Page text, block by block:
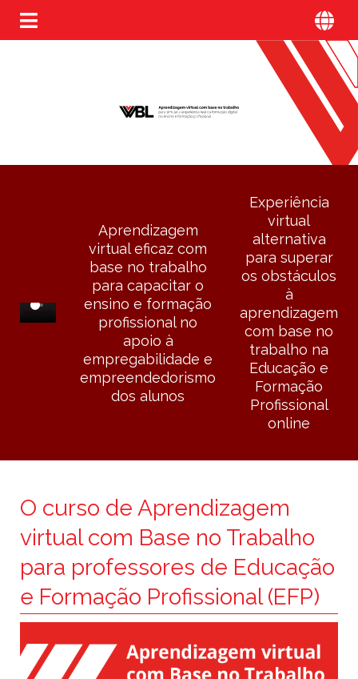
Aprendizagem
virtual eficaz com
base no trabalho
para capacitar o
ensino e formação
profissional no
apoio à
empregabilidade e
empreendedorismo
dos alunos
Experiência
virtual
alternativa
para superar
os obstáculos
à
aprendizagem
com base no
trabalho na
Educação e
Formação
Profissional
online
O curso de Aprendizagem
virtual com Base no Trabalho
para professores de Educação
e Formação Profissional (EFP)